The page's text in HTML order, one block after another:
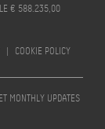
€ 588.235,00
| COOKIE POLICY
MONTHLY UPDATES